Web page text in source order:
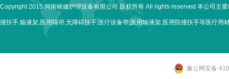
Copyright 2015 河南铭健护理设备有限公司 版权所有 All rights reserved 本公司主
撞扶手,输液架,医用隔帘,无障碍扶手,医疗设备带,医用输液架,医用防撞扶手等医疗用
豫公网安备